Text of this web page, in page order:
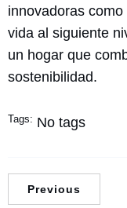
innovadoras
vida al siguiente
un hogar que
sostenibilidad.
Tags: No tags
Previous